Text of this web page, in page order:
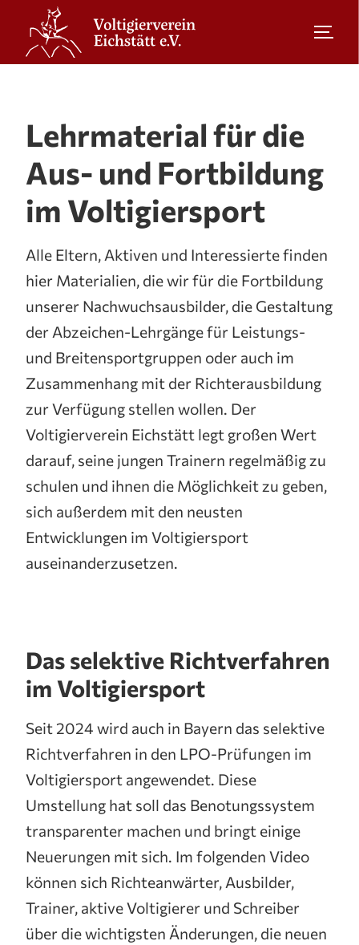
Lehrmaterial für die
Aus- und Fortbildung
im Voltigiersport
Alle Eltern, Aktiven und Interessierte finden
hier Materialien, die wir für die Fortbildung
unserer Nachwuchsausbilder, die Gestaltung
der Abzeichen-Lehrgänge für Leistungs-
und Breitensportgruppen oder auch im
Zusammenhang mit der Richterausbildung
zur Verfügung stellen wollen. Der
Voltigierverein Eichstätt legt großen Wert
darauf, seine jungen Trainern regelmäßig zu
schulen und ihnen die Möglichkeit zu geben,
sich außerdem mit den neusten
Entwicklungen im Voltigiersport
auseinanderzusetzen.
Das selektive Richtverfahren
im Voltigiersport
Seit 2024 wird auch in Bayern das selektive
Richtverfahren in den LPO-Prüfungen im
Voltigiersport angewendet. Diese
Umstellung hat soll das Benotungssystem
transparenter machen und bringt einige
Neuerungen mit sich. Im folgenden Video
können sich Richteanwärter, Ausbilder,
Trainer, aktive Voltigierer und Schreiber
über die wichtigsten Änderungen, die neuen